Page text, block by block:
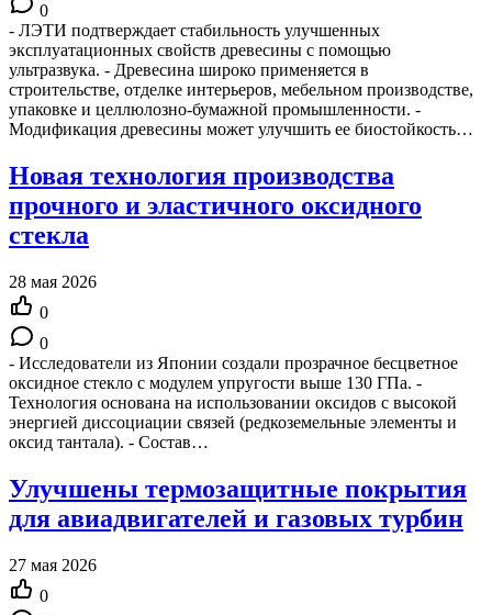
0
- ЛЭТИ подтверждает стабильность улучшенных
эксплуатационных свойств древесины с помощью
ультразвука. - Древесина широко применяется в
строительстве, отделке интерьеров, мебельном производстве,
упаковке и целлюлозно-бумажной промышленности. -
Модификация древесины может улучшить ее биостойкость…
Новая технология производства
прочного и эластичного оксидного
стекла
28 мая 2026
0
0
- Исследователи из Японии создали прозрачное бесцветное
оксидное стекло с модулем упругости выше 130 ГПа. -
Технология основана на использовании оксидов с высокой
энергией диссоциации связей (редкоземельные элементы и
оксид тантала). - Состав…
Улучшены термозащитные покрытия
для авиадвигателей и газовых турбин
27 мая 2026
0